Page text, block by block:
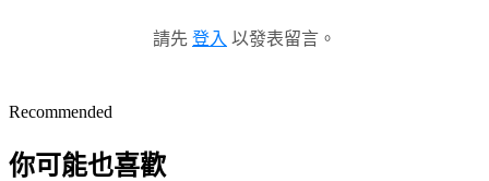
請先 登入 以發表留言。
Recommended
你可能也喜歡